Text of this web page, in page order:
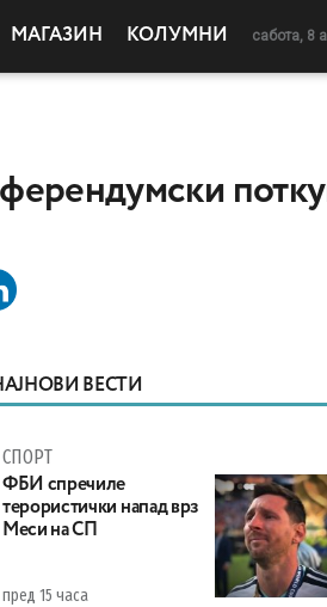
МАГАЗИН КОЛУМНИ сабота, 8
ВЕСТИ
СПОРТ
ФБИ спречиле
терористички напад врз
Меси на СП
пред 15 часа